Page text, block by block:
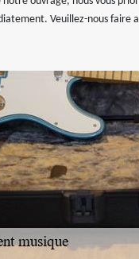
Veuillez-nous faire